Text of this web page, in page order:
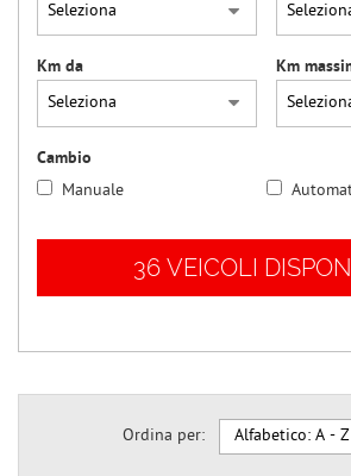
Km da Km
Cambio
Manuale
36 VEICOLI
Ordina per:
sull'utilità
e
sul
funzionamento
questi
strumenti
di
tracciamento
cookie
e